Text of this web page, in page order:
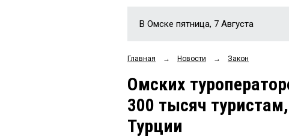
В Омске пятница, 7 Августа
Главная → Новости → Закон
Омских
300 тысяч
Турции